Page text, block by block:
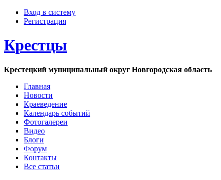
Вход в систему
Регистрация
Крестцы
Крестецкий муниципальный округ Новгородская область
Главная
Новости
Краеведение
Календарь событий
Фотогалереи
Видео
Блоги
Форум
Контакты
Все статьи